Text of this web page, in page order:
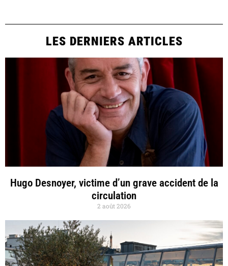
LES DERNIERS ARTICLES
Hugo Desnoyer, victime d’un grave accident de la
circulation
2 août 2026